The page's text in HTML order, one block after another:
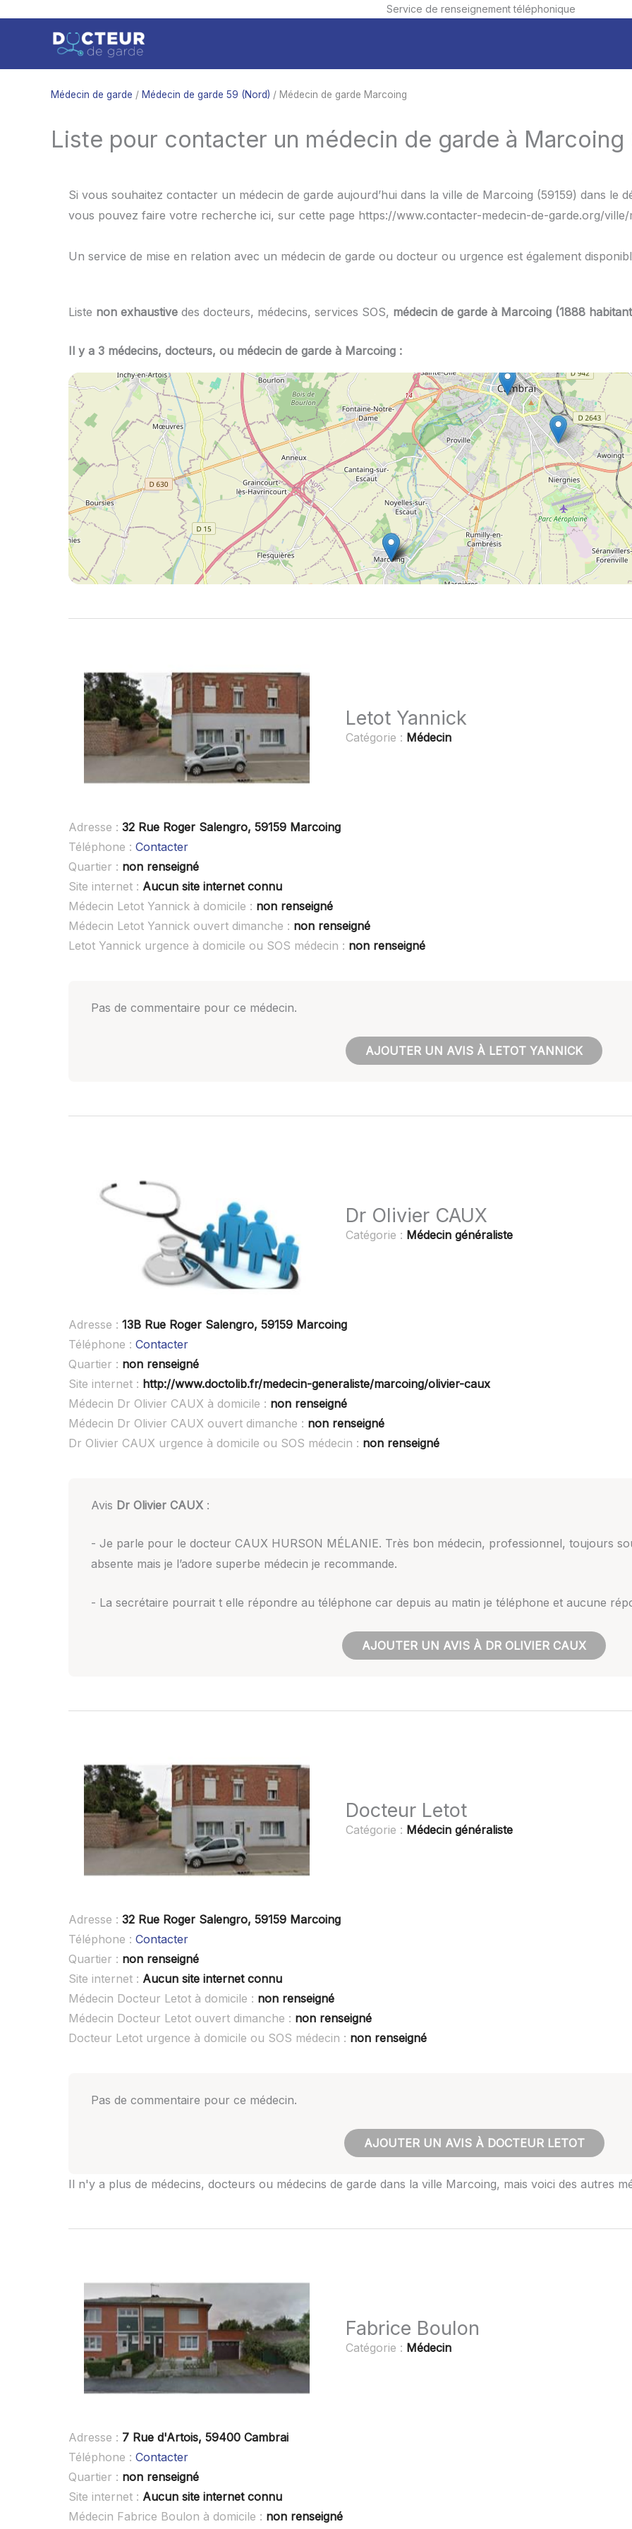
Service de renseignement téléphonique
contenu
Médecin de garde / Médecin de garde 59 (Nord) / Médecin de garde Marcoing
Liste pour contacter un médecin de garde à Marcoing
Si vous souhaitez contacter un médecin de garde aujourd’hui dans la ville de Marcoing (59159) dans le
vous pouvez faire votre recherche ici, sur cette page https://www.contacter-medecin-de-garde.org/ville/
Un service de mise en relation avec un médecin de garde ou docteur ou urgence est également
Liste non exhaustive des docteurs, médecins, services SOS, médecin de garde à Marcoing (1888
Il y a 3 médecins, docteurs, ou médecin de garde à Marcoing :
Letot Yannick
Catégorie : Médecin
Adresse : 32 Rue Roger Salengro, 59159 Marcoing
Téléphone : Contacter
Quartier : non renseigné
Site internet : Aucun site internet connu
Médecin Letot Yannick à domicile : non renseigné
Médecin Letot Yannick ouvert dimanche : non renseigné
Letot Yannick urgence à domicile ou SOS médecin : non renseigné
Pas de commentaire pour ce médecin.
AJOUTER UN AVIS À LETOT YANNICK
Dr Olivier CAUX
Catégorie : Médecin généraliste
Adresse : 13B Rue Roger Salengro, 59159 Marcoing
Téléphone : Contacter
Quartier : non renseigné
Site internet : http://www.doctolib.fr/medecin-generaliste/marcoing/olivier-caux
Médecin Dr Olivier CAUX à domicile : non renseigné
Médecin Dr Olivier CAUX ouvert dimanche : non renseigné
Dr Olivier CAUX urgence à domicile ou SOS médecin : non renseigné
Avis Dr Olivier CAUX :
- Je parle pour le docteur CAUX HURSON MÉLANIE. Très bon médecin, professionnel, toujours
absente mais je l’adore superbe médecin je recommande.
- La secrétaire pourrait t elle répondre au téléphone car depuis au matin je téléphone et aucune
AJOUTER UN AVIS À DR OLIVIER CAUX
Docteur Letot
Catégorie : Médecin généraliste
Adresse : 32 Rue Roger Salengro, 59159 Marcoing
Téléphone : Contacter
Quartier : non renseigné
Site internet : Aucun site internet connu
Médecin Docteur Letot à domicile : non renseigné
Médecin Docteur Letot ouvert dimanche : non renseigné
Docteur Letot urgence à domicile ou SOS médecin : non renseigné
Pas de commentaire pour ce médecin.
AJOUTER UN AVIS À DOCTEUR LETOT
Il n'y a plus de médecins, docteurs ou médecins de garde dans la ville Marcoing, mais voici des autres
Fabrice Boulon
Catégorie : Médecin
Adresse : 7 Rue d'Artois, 59400 Cambrai
Téléphone : Contacter
Quartier : non renseigné
Site internet : Aucun site internet connu
Médecin Fabrice Boulon à domicile : non renseigné